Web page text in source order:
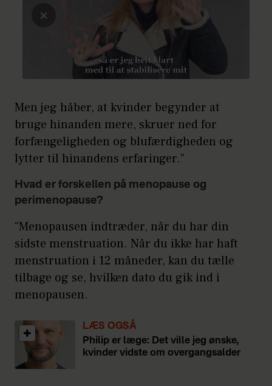
Men jeg håber, at kvinder begynder at
bruge hinanden mere, skruer ned for
forfængeligheden og blufærdigheden og
lytter til hinandens erfaringer.”
Hvad er forskellen på menopause og
perimenopause?
“Menopausen indtræder, når du har din
sidste menstruation. Når du ikke har haft
menstruation i 12 måneder, kan du tælle
tilbage og se, hvilken dato du gik ind i
menopausen.
LÆS OGSÅ
Philip er læge: Det ville jeg ønske,
kvinder vidste om overgangsalder